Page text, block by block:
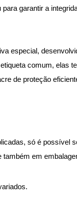
garantir a
especial,
comum,
de proteção
só é
em